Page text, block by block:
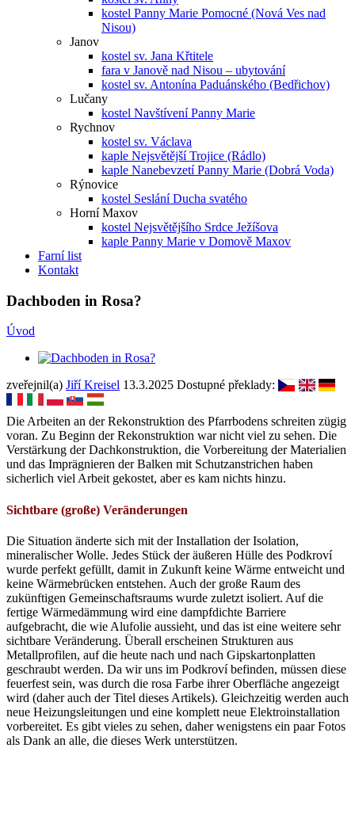
kostel Panny Marie Pomocné (Nová Ves nad
Nisou)
Janov
kostel sv. Jana Křtitele
fara v Janově nad Nisou – ubytování
kostel sv. Antonína Paduánského (Bedřichov)
Lučany
kostel Navštívení Panny Marie
Rychnov
kostel sv. Václava
kaple Nejsvětější Trojice (Rádlo)
kaple Nanebevzetí Panny Marie (Dobrá Voda)
Rýnovice
kostel Seslání Ducha svatého
Horní Maxov
kostel Nejsvětějšího Srdce Ježíšova
kaple Panny Marie v Domově Maxov
Farní list
Kontakt
Dachboden in Rosa?
Úvod
zveřejnil(a) Jiří Kreisel 13.3.2025 Dostupné překlady:
Die Arbeiten an der Rekonstruktion des Pfarrbodens schreiten zügig
voran. Zu Beginn der Rekonstruktion war nicht viel zu sehen. Die
Verstärkung der Dachkonstruktion, die Vorbereitung der Materialien
und das Imprägnieren der Balken mit Schutzanstrichen haben
sicherlich viel Arbeit gekostet, aber es kam nichts hinzu.
Sichtbare (große) Veränderungen
Die Situation änderte sich mit der Installation der Isolation,
mineralischer Wolle. Jedes Stück der äußeren Hülle des Podkroví
wurde perfekt gefüllt, damit in Zukunft keine Wärme entweicht und
keine Wärmebrücken entstehen. Auch der große Raum des
zukünftigen Gemeinschaftsraums wurde zuletzt isoliert. Auf die
fertige Wärmedämmung wird eine dampfdichte Barriere
aufgebracht, die wie Alufolie aussieht, und das ist eine weitere sehr
sichtbare Veränderung. Überall erscheinen Strukturen aus
Metallprofilen, auf die heute nach und nach Gipskartonplatten
geschraubt werden. Da wir uns im Podkroví befinden, müssen diese
feuerfest sein, was durch die rosa Farbe ihrer Oberfläche angezeigt
wird (daher auch der Titel dieses Artikels). Gleichzeitig werden auch
neue Heizungsleitungen und eine komplett neue Elektroinstallation
vorbereitet. Es gibt vieles zu sehen, daher wenigstens ein paar Fotos
als Dank an alle, die dieses Werk unterstützen.